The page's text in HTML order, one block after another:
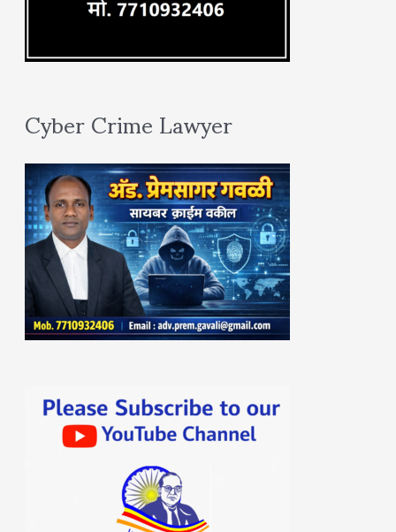
Cyber Crime Lawyer